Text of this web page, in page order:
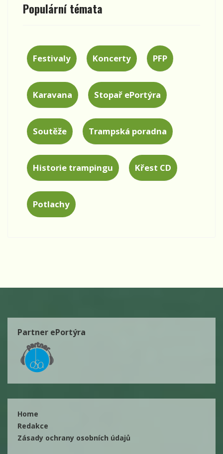
Populární témata
Festivaly Koncerty PFP
Karavana Stopař ePortýra
Soutěže Trampská poradna
Historie trampingu Křest CD
Potlachy
Partner ePortýra
Home
Redakce
Zásady ochrany osobních údajů